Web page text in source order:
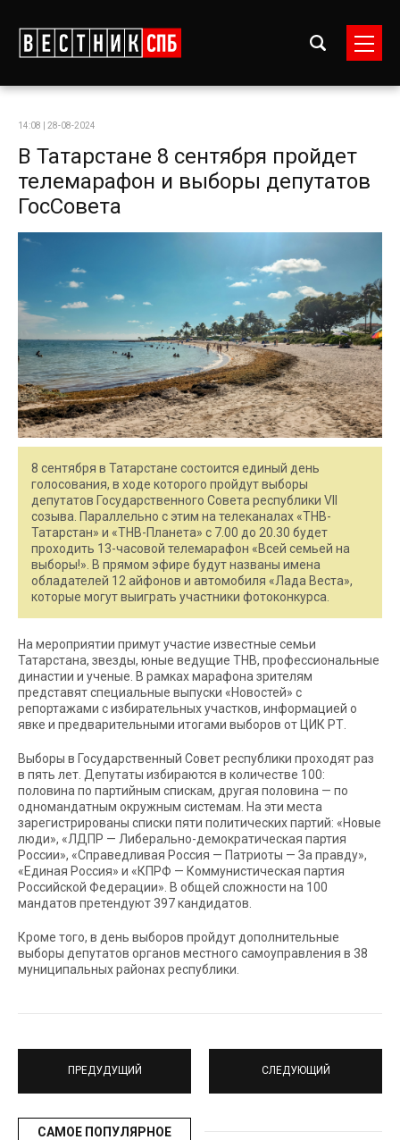
14:08 | 28-08-2024
В Татарстане 8 сентября пройдет
телемарафон и выборы депутатов
ГосСовета
8 сентября в Татарстане состоится единый день
голосования, в ходе которого пройдут выборы
депутатов Государственного Совета республики VII
созыва. Параллельно с этим на телеканалах «ТНВ-
Татарстан» и «ТНВ-Планета» с 7.00 до 20.30 будет
проходить 13-часовой телемарафон «Всей семьей на
выборы!». В прямом эфире будут названы имена
обладателей 12 айфонов и автомобиля «Лада Веста»,
которые могут выиграть участники фотоконкурса.
На мероприятии примут участие известные семьи
Татарстана, звезды, юные ведущие ТНВ, профессиональные
династии и ученые. В рамках марафона зрителям
представят специальные выпуски «Новостей» с
репортажами с избирательных участков, информацией о
явке и предварительными итогами выборов от ЦИК РТ.
Выборы в Государственный Совет республики проходят раз
в пять лет. Депутаты избираются в количестве 100:
половина по партийным спискам, другая половина — по
одномандатным окружным системам. На эти места
зарегистрированы списки пяти политических партий: «Новые
люди», «ЛДПР — Либерально-демократическая партия
России», «Справедливая Россия — Патриоты — За правду»,
«Единая Россия» и «КПРФ — Коммунистическая партия
Российской Федерации». В общей сложности на 100
мандатов претендуют 397 кандидатов.
Кроме того, в день выборов пройдут дополнительные
выборы депутатов органов местного самоуправления в 38
муниципальных районах республики.
ПРЕДУДУЩИЙ СЛЕДУЮЩИЙ
САМОЕ ПОПУЛЯРНОЕ